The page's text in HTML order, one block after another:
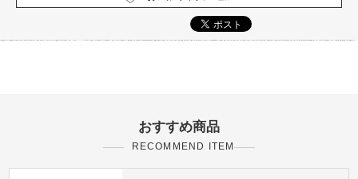
おすすめ商品
RECOMMEND ITEM